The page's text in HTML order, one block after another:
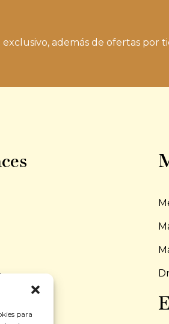
para
además de ofertas por